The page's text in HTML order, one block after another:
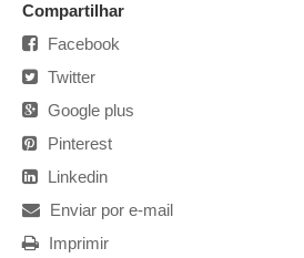
Compartilhar
Facebook
Twitter
Google plus
Pinterest
Linkedin
Enviar por e-mail
Imprimir